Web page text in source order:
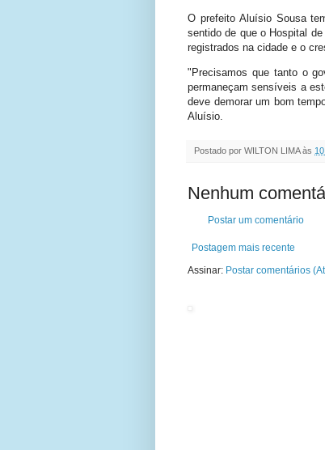
O prefeito Aluísio Sousa
sentido de que o Hospital
registrados na cidade e o
"Precisamos que tanto o
permaneçam sensíveis a
deve demorar um bom
Aluísio.
Postado por WILTON LIMA às
Nenhum
Postar um comentário
Postagem mais recente
Assinar: Postar comentários